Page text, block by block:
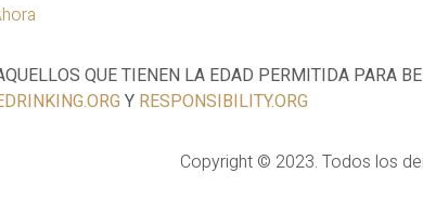
QUE TIENEN LA EDAD PERMITIDA PARA
Y RESPONSIBILITY.ORG
Copyright © 2023. Todos los